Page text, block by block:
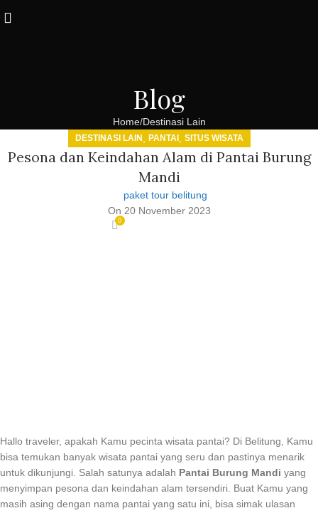
Blog
Home Destinasi Lain
DESTINASI LAIN PANTAI, SITUS WISATA
Pesona dan Keindahan Alam di Pantai Burung
Mandi
paket tour belitung
On 20 November 2023
0
Hallo traveler, apakah Kamu pecinta wisata pantai? Di Belitung, Kamu
bisa temukan banyak wisata pantai yang seru dan pastinya menarik
untuk dikunjungi. Salah satunya adalah Pantai Burung Mandi yang
menyimpan pesona dan keindahan alam tersendiri. Buat Kamu yang
masih asing dengan nama pantai yang satu ini, bisa simak ulasan